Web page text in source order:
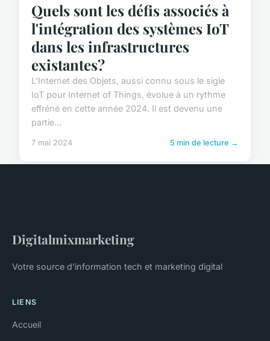
Quels sont les défis associés à
l'intégration des systèmes IoT
dans les infrastructures
existantes?
L'Internet des Objets, aussi connu sous le sigle
IoT pour Internet of Things, évolue à un rythme
effréné en cette année 2024. Il est devenu une
partie...
7 mai 2024 5 min de lecture →
Digitalmixmarketing
Votre source d'information tech et marketing digital
LIENS
Accueil